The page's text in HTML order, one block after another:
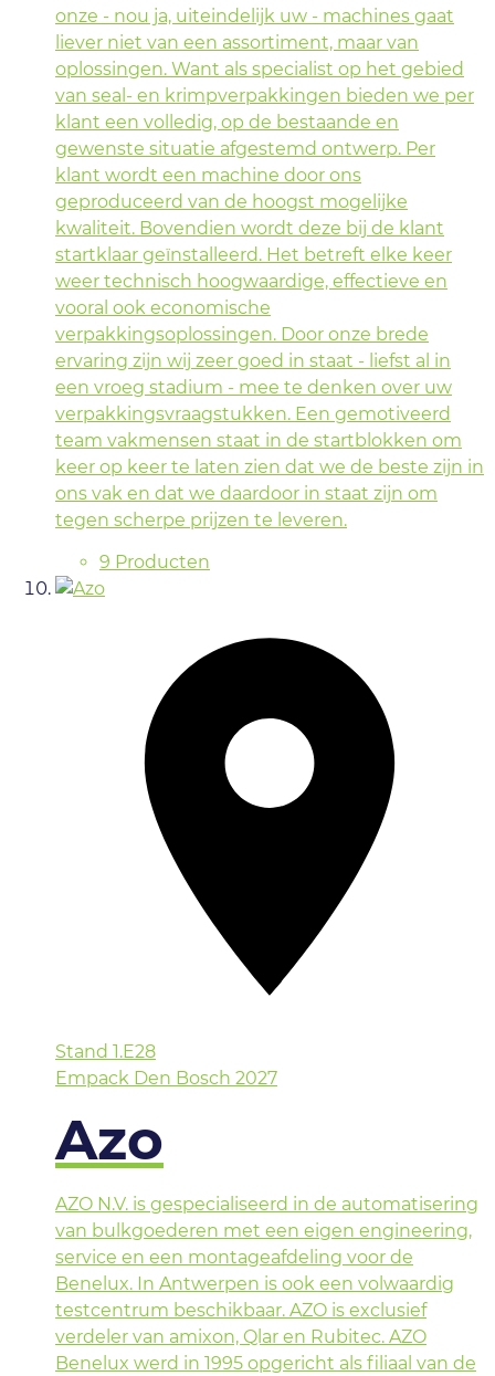
onze - nou ja, uiteindelijk uw - machines gaat
liever niet van een assortiment, maar van
oplossingen. Want als specialist op het gebied
van seal- en krimpverpakkingen bieden we per
klant een volledig, op de bestaande en
gewenste situatie afgestemd ontwerp. Per
klant wordt een machine door ons
geproduceerd van de hoogst mogelijke
kwaliteit. Bovendien wordt deze bij de klant
startklaar geïnstalleerd. Het betreft elke keer
weer technisch hoogwaardige, effectieve en
vooral ook economische
verpakkingsoplossingen. Door onze brede
ervaring zijn wij zeer goed in staat - liefst al in
een vroeg stadium - mee te denken over uw
verpakkingsvraagstukken. Een gemotiveerd
team vakmensen staat in de startblokken om
keer op keer te laten zien dat we de beste zijn in
ons vak en dat we daardoor in staat zijn om
tegen scherpe prijzen te leveren.
9 Producten
Stand 1.E28
Empack Den Bosch 2027
Azo
AZO N.V. is gespecialiseerd in de automatisering
van bulkgoederen met een eigen engineering,
service en een montageafdeling voor de
Benelux. In Antwerpen is ook een volwaardig
testcentrum beschikbaar. AZO is exclusief
verdeler van amixon, Qlar en Rubitec. AZO
Benelux werd in 1995 opgericht als filiaal van de